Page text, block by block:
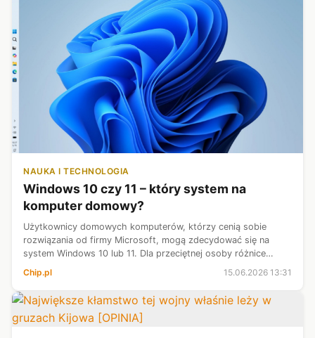
NAUKA I TECHNOLOGIA
Windows 10 czy 11 – który system na
komputer domowy?
Użytkownicy domowych komputerów, którzy cenią sobie
rozwiązania od firmy Microsoft, mogą zdecydować się na
system Windows 10 lub 11. Dla przeciętnej osoby różnice
pomiędzy tymi oprogramowaniami mogą wydawać się mało
istotne – szczególnie jeżeli chodz...
Chip.pl 15.06.2026 13:31